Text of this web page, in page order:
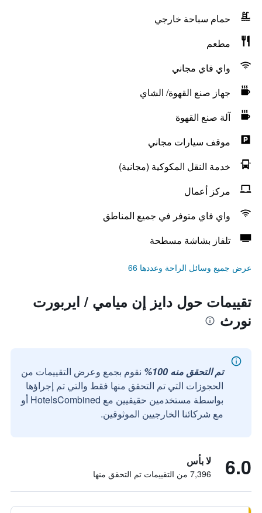
حمام سباحة خارجي
مطعم
واي فاي مجاني
جهاز صنع القهوة/ الشاي
آلة صنع القهوة
موقف سيارات مجاني
خدمة النقل المكوكية (مجانية)
مركز أعمال
واي فاي متوفر في جميع المناطق
تلفاز بشاشة مسطحة
عرض جميع وسائل الراحة وعددها 66
تقييمات حول دايز إن ميامي / ايربورت
نورث
تم التحقق منه 100%
نقوم بجمع وعرض التقييمات من
الحجوزات التي تم التحقق منها فقط والتي تم إجراؤها
بواسطة مستخدمين حقيقيين مع HotelsCombined أو
مع شركائنا الخارجيين الموثوقين.
6.0 لا بأس
7,396 من التقييمات تم التحقق منها